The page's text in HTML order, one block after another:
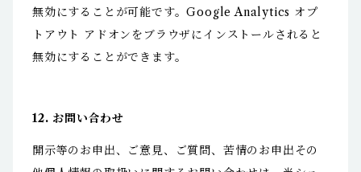
無効にすることが可能です。Google Analytics オプ
トアウト アドオンをブラウザにインストールされると
無効にすることができます。
12. お問い合わせ
開示等のお申出、ご意見、ご質問、苦情のお申出その